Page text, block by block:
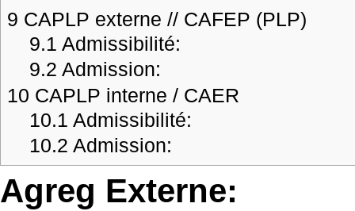
9 CAPLP externe // CAFEP (PLP)
9.1 Admissibilité:
9.2 Admission:
10 CAPLP interne / CAER
10.1 Admissibilité:
10.2 Admission:
Agreg Externe: